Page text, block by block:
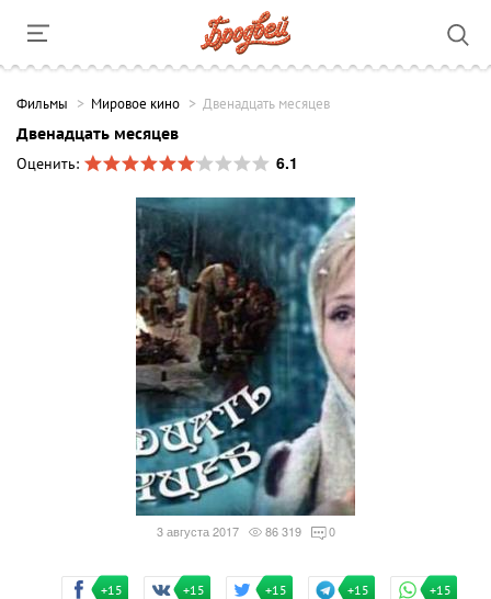
Фильмы Мировое кино Двенадцать месяцев
Двенадцать месяцев
Оценить:
6.1
3 августа 2017 86 319 0
+15 +15 +15 +15 +15